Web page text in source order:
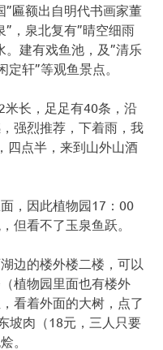
”匾额出自明代书画家董
，泉北复有”晴空细雨
。建有戏鱼池，及”清乐
定轩”等观鱼景点。
米长，足足有40条，沿
强烈推荐，下着雨，我
四点半，来到山外山酒
，因此植物园17：00
但看不了玉泉鱼跃。
边的楼外楼二楼，可以
植物园里面也有楼外
看着外面的大树，点了
坡肉（18元，三人只要
。